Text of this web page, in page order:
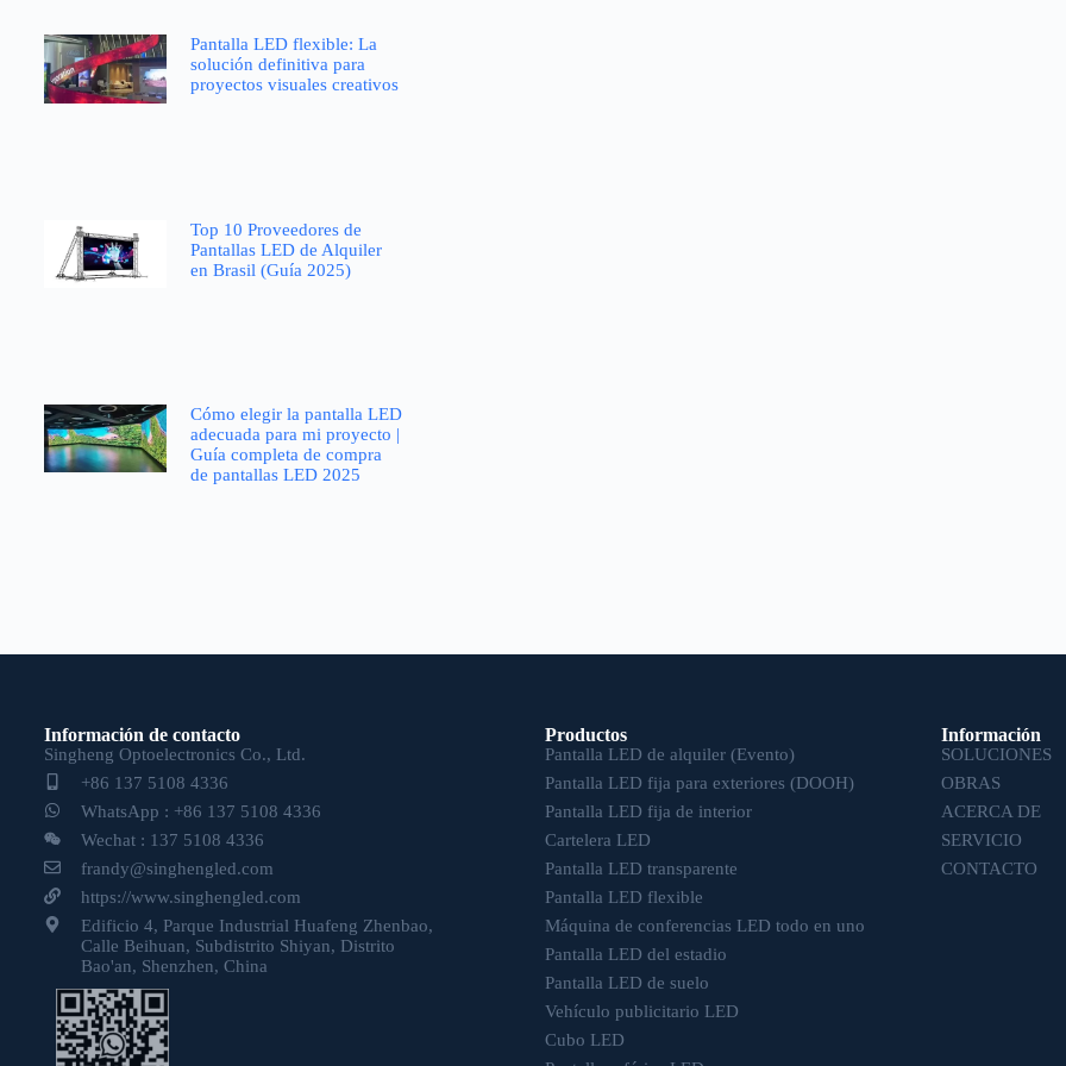
Pantalla LED flexible: La
solución definitiva para
proyectos visuales creativos
Top 10 Proveedores de
Pantallas LED de Alquiler
en Brasil (Guía 2025)
Cómo elegir la pantalla LED
adecuada para mi proyecto |
Guía completa de compra
de pantallas LED 2025
Información de contacto
Singheng Optoelectronics Co., Ltd.
+86 137 5108 4336
WhatsApp : +86 137 5108 4336
Wechat : 137 5108 4336
frandy@singhengled.com
https://www.singhengled.com
Edificio 4, Parque Industrial Huafeng Zhenbao,
Calle Beihuan, Subdistrito Shiyan, Distrito
Bao'an, Shenzhen, China
Productos
Pantalla LED de alquiler (Evento)
Pantalla LED fija para exteriores (DOOH)
Pantalla LED fija de interior
Cartelera LED
Pantalla LED transparente
Pantalla LED flexible
Máquina de conferencias LED todo en uno
Pantalla LED del estadio
Pantalla LED de suelo
Vehículo publicitario LED
Cubo LED
Información
SOLUCIONES
OBRAS
ACERCA DE
SERVICIO
CONTACTO